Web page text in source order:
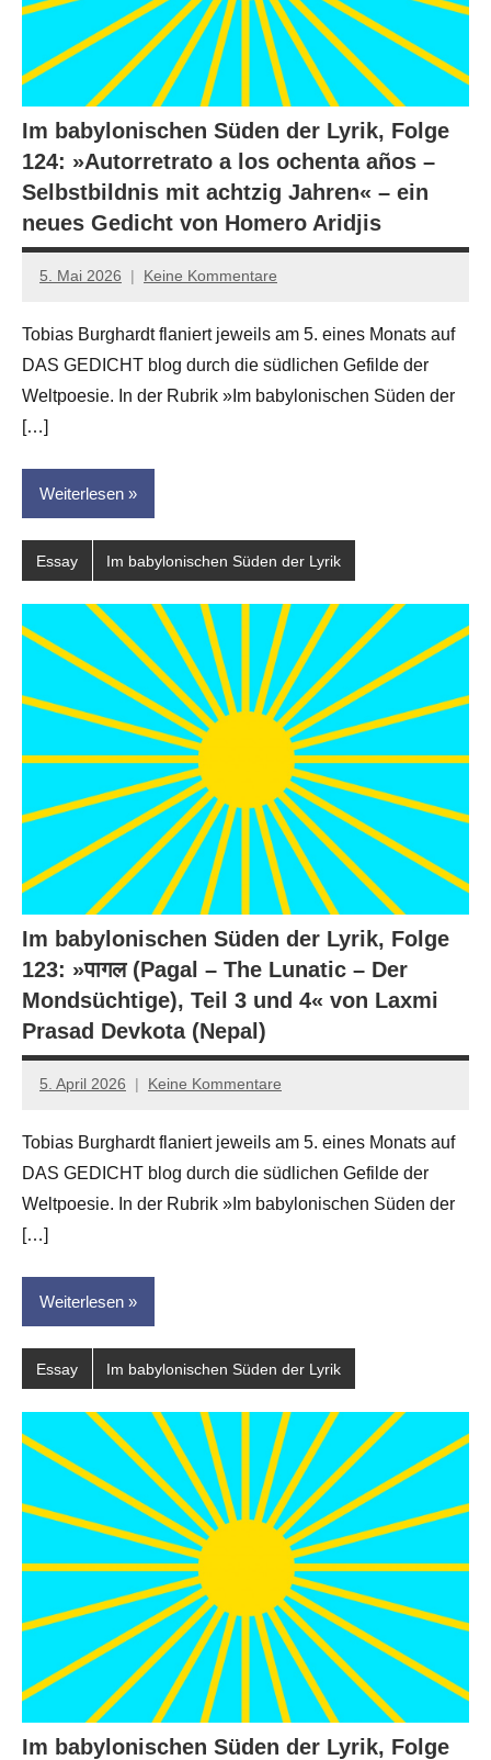
Im babylonischen Süden der Lyrik, Folge
124: »Autorretrato a los ochenta años –
Selbstbildnis mit achtzig Jahren« – ein
neues Gedicht von Homero Aridjis
5. Mai 2026
Jan-
Hornauer
für
dasgedichtblog
Keine Kommentare
Tobias Burghardt flaniert jeweils am 5. eines Monats auf
DAS GEDICHT blog durch die südlichen Gefilde der
Weltpoesie. In der Rubrik »Im babylonischen Süden der
[…]
Weiterlesen
Essay Im babylonischen Süden der Lyrik
Im babylonischen Süden der Lyrik, Folge
123: »पागल (Pagal – The Lunatic – Der
Mondsüchtige), Teil 3 und 4« von Laxmi
Prasad Devkota (Nepal)
5. April 2026
Jan-
Hornauer
für
dasgedichtblog
Keine Kommentare
Tobias Burghardt flaniert jeweils am 5. eines Monats auf
DAS GEDICHT blog durch die südlichen Gefilde der
Weltpoesie. In der Rubrik »Im babylonischen Süden der
[…]
Weiterlesen
Essay Im babylonischen Süden der Lyrik
Im babylonischen Süden der Lyrik, Folge